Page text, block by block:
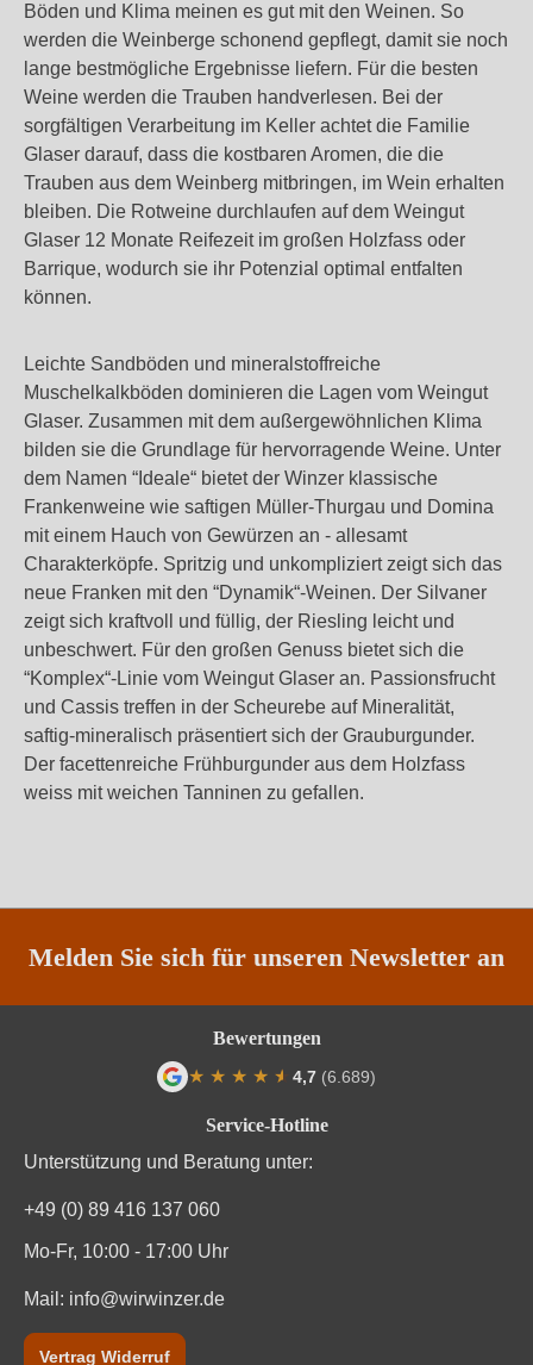
Böden und Klima meinen es gut mit den Weinen. So
werden die Weinberge schonend gepflegt, damit sie noch
lange bestmögliche Ergebnisse liefern. Für die besten
Weine werden die Trauben handverlesen. Bei der
sorgfältigen Verarbeitung im Keller achtet die Familie
Glaser darauf, dass die kostbaren Aromen, die die
Trauben aus dem Weinberg mitbringen, im Wein erhalten
bleiben. Die Rotweine durchlaufen auf dem Weingut
Glaser 12 Monate Reifezeit im großen Holzfass oder
Barrique, wodurch sie ihr Potenzial optimal entfalten
können.
Leichte Sandböden und mineralstoffreiche
Muschelkalkböden dominieren die Lagen vom Weingut
Glaser. Zusammen mit dem außergewöhnlichen Klima
bilden sie die Grundlage für hervorragende Weine. Unter
dem Namen “Ideale“ bietet der Winzer klassische
Frankenweine wie saftigen Müller-Thurgau und Domina
mit einem Hauch von Gewürzen an - allesamt
Charakterköpfe. Spritzig und unkompliziert zeigt sich das
neue Franken mit den “Dynamik“-Weinen. Der Silvaner
zeigt sich kraftvoll und füllig, der Riesling leicht und
unbeschwert. Für den großen Genuss bietet sich die
“Komplex“-Linie vom Weingut Glaser an. Passionsfrucht
und Cassis treffen in der Scheurebe auf Mineralität,
saftig-mineralisch präsentiert sich der Grauburgunder.
Der facettenreiche Frühburgunder aus dem Holzfass
weiss mit weichen Tanninen zu gefallen.
Melden Sie sich für unseren Newsletter an
Service-Hotline
Unterstützung und Beratung unter:
+49 (0) 89 416 137 060
Mo-Fr, 10:00 - 17:00 Uhr
Mail: info@wirwinzer.de
Vertrag Widerruf
Bewertungen
★ ★ ★ ★ ★
★ 4,7 (6.689)